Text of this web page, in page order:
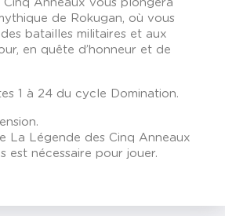
Cinq Anneaux vous plongera
de Rokugan, où vous
batailles militaires et aux
en quête d’honneur et de
1 à 24 du cycle Domination.
La Légende des Cinq Anneaux
est nécessaire pour jouer.